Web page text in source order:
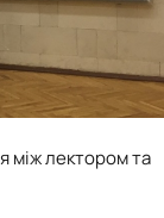
між лектором та